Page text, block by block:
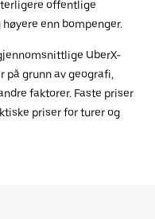
offentlige
enn bompenger.
UberX-
på grunn av geografi,
faktorer. Faste priser
priser for turer og